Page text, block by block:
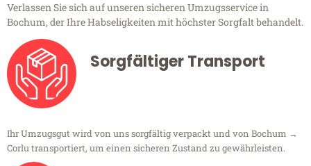
Verlassen Sie sich auf unseren sicheren Umzugsservice in
Bochum, der Ihre Habseligkeiten mit höchster Sorgfalt behandelt.
Sorgfältiger Transport
Ihr Umzugsgut wird von uns sorgfältig verpackt und von Bochum →
Corlu transportiert, um einen sicheren Zustand zu gewährleisten.